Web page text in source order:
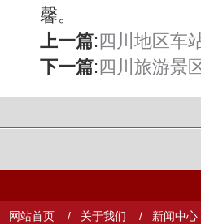
馨。
上一篇: 四川地区车
下一篇: 四川旅游景
网站首页 / 关于我们 / 新闻中